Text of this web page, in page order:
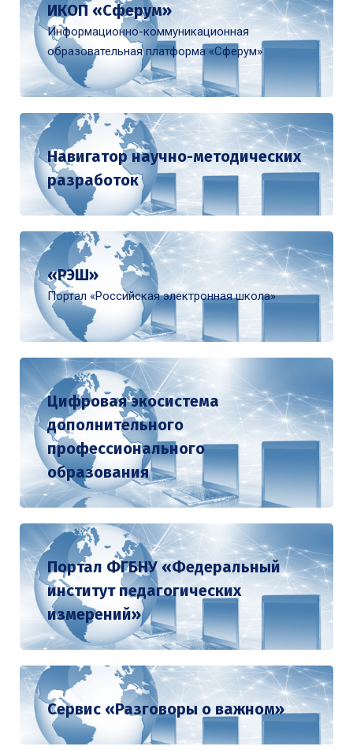
ИКОП «Сферум»
Информационно-коммуникационная
образовательная платформа «Сферум»
Навигатор научно-методических
разработок
«РЭШ»
Портал «Российская электронная школа»
Цифровая экосистема
дополнительного
профессионального
образования
Портал ФГБНУ «Федеральный
институт педагогических
измерений»
Сервис «Разговоры о важном»